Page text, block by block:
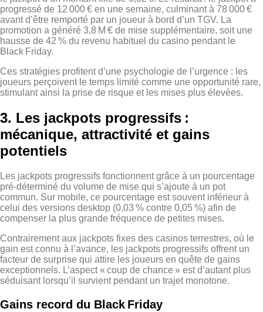
progressé de 12 000 € en une semaine, culminant à 78 000 €
avant d’être remporté par un joueur à bord d’un TGV. La
promotion a généré 3,8 M € de mise supplémentaire, soit une
hausse de 42 % du revenu habituel du casino pendant le
Black Friday.
Ces stratégies profitent d’une psychologie de l’urgence : les
joueurs perçoivent le temps limité comme une opportunité rare,
stimulant ainsi la prise de risque et les mises plus élevées.
3. Les jackpots progressifs :
mécanique, attractivité et gains
potentiels
Les jackpots progressifs fonctionnent grâce à un pourcentage
pré‑déterminé du volume de mise qui s’ajoute à un pot
commun. Sur mobile, ce pourcentage est souvent inférieur à
celui des versions desktop (0,03 % contre 0,05 %) afin de
compenser la plus grande fréquence de petites mises.
Contrairement aux jackpots fixes des casinos terrestres, où le
gain est connu à l’avance, les jackpots progressifs offrent un
facteur de surprise qui attire les joueurs en quête de gains
exceptionnels. L’aspect « coup de chance » est d’autant plus
séduisant lorsqu’il survient pendant un trajet monotone.
Gains record du Black Friday